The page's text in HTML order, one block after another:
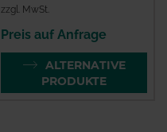
zzgl. MwSt.
Preis auf Anfrage
ALTERNATIVE
PRODUKTE